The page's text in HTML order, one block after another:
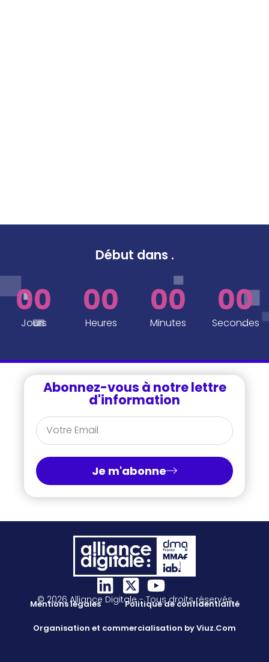
Début dans .
00
Jours
00
Heures
00
Minutes
00
Secondes
Abonnez-vous à notre lettre
d'information
Je m'abonne
© 2026 Alliance Digitale - Tous droits réservés
Mentions légales Politique de confidentialité
Organisation et commercialisation by Viuz.Com